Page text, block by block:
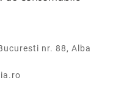
nr. 88, Alba